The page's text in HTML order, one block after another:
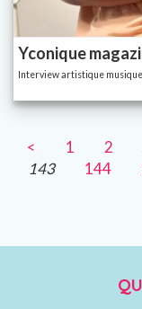
Yconique
Interview artistique musique
< 1 2
143
144